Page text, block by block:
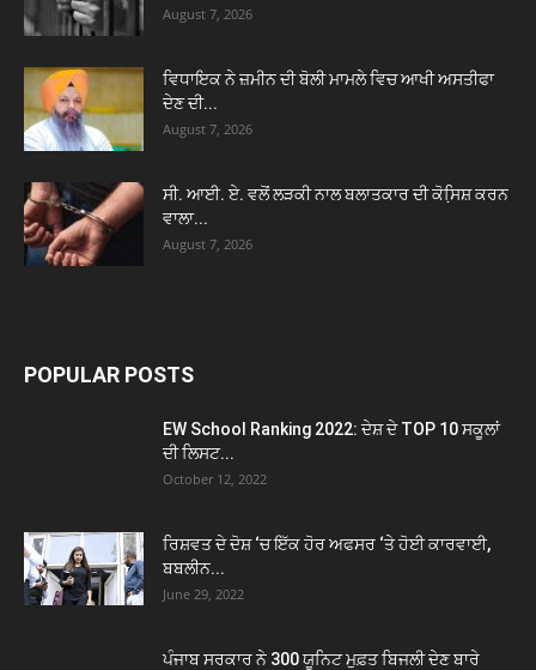
August 7, 2026
ਵਿਧਾਇਕ ਨੇ ਜ਼ਮੀਨ ਦੀ ਬੋਲੀ ਮਾਮਲੇ ਵਿਚ ਆਖੀ ਅਸਤੀਫਾ
ਦੇਣ ਦੀ...
August 7, 2026
ਸੀ. ਆਈ. ਏ. ਵਲੋਂ ਲੜਕੀ ਨਾਲ ਬਲਾਤਕਾਰ ਦੀ ਕੋਸਿ਼ਸ਼ ਕਰਨ
ਵਾਲਾ...
August 7, 2026
POPULAR POSTS
EW School Ranking 2022: ਦੇਸ਼ ਦੇ TOP 10 ਸਕੂਲਾਂ
ਦੀ ਲਿਸਟ...
October 12, 2022
ਰਿਸ਼ਵਤ ਦੇ ਦੋਸ਼ ‘ਚ ਇੱਕ ਹੋਰ ਅਫਸਰ ‘ਤੇ ਹੋਈ ਕਾਰਵਾਈ,
ਬਬਲੀਨ...
June 29, 2022
ਪੰਜਾਬ ਸਰਕਾਰ ਨੇ 300 ਯੂਨਿਟ ਮੁਫ਼ਤ ਬਿਜਲੀ ਦੇਣ ਬਾਰੇ